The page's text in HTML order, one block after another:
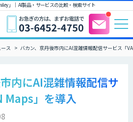
」｜ AI製品・サービスの比較・検索サイト
ス バカン、京丹後市内にAI混雑情報配信サービス「
内にAI混雑情報配信サ
Maps」を導入